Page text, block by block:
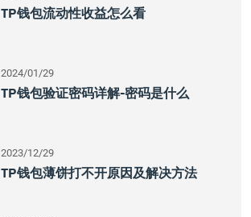
TP钱包流动性收益怎么看
2024/01/29
TP钱包验证密码详解-密码是什么
2023/12/29
TP钱包薄饼打不开原因及解决方法